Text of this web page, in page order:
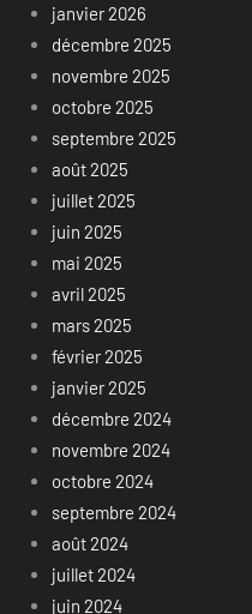
janvier 2026
décembre 2025
novembre 2025
octobre 2025
septembre 2025
août 2025
juillet 2025
juin 2025
mai 2025
avril 2025
mars 2025
février 2025
janvier 2025
décembre 2024
novembre 2024
octobre 2024
septembre 2024
août 2024
juillet 2024
juin 2024